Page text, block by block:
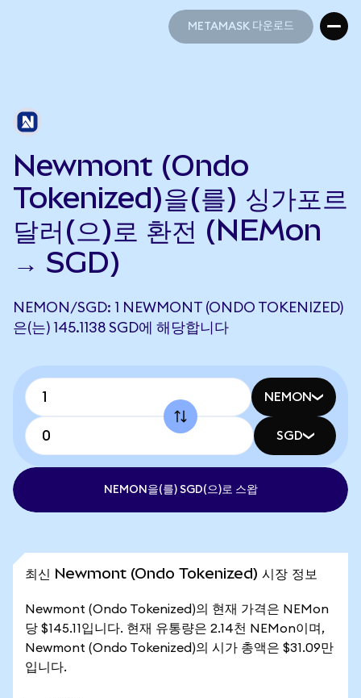
METAMASK 다운로드
Newmont (Ondo
Tokenized)을(를) 싱가포르
달러(으)로 환전 (NEMon
→ SGD)
NEMON/SGD: 1 NEWMONT (ONDO TOKENIZED)
은(는) 145.1138 SGD에 해당합니다
NEMON
SGD
NEMON을(를) SGD(으)로 스왑
최신 Newmont (Ondo Tokenized) 시장 정보
Newmont (Ondo Tokenized)의 현재 가격은 NEMon
당 $145.11입니다. 현재 유통량은 2.14천 NEMon이며,
Newmont (Ondo Tokenized)의 시가 총액은 $31.09만
입니다.